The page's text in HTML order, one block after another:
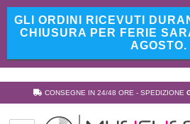
GLI ORDINI RICEVUTI
CHIUSURA PER FERIE
AGOSTO.
CONSEGNE IN 24/48 ORE - SPEDIZIONE